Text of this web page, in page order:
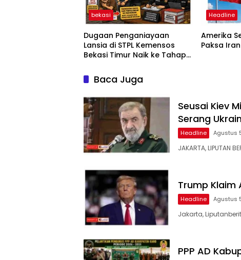
bekasi
Dugaan Penganiayaan
Lansia di STPL Kemensos
Bekasi Timur Naik ke Tahap
Minta Proses Transparan
dan Bebas Intervensi
Headline
Amerika
Paksa
Baca Juga
Seusai Kiev
Serang
Headline Agustus
JAKARTA,
Trump Klaim
Headline Agustus
Jakarta,
PPP AD